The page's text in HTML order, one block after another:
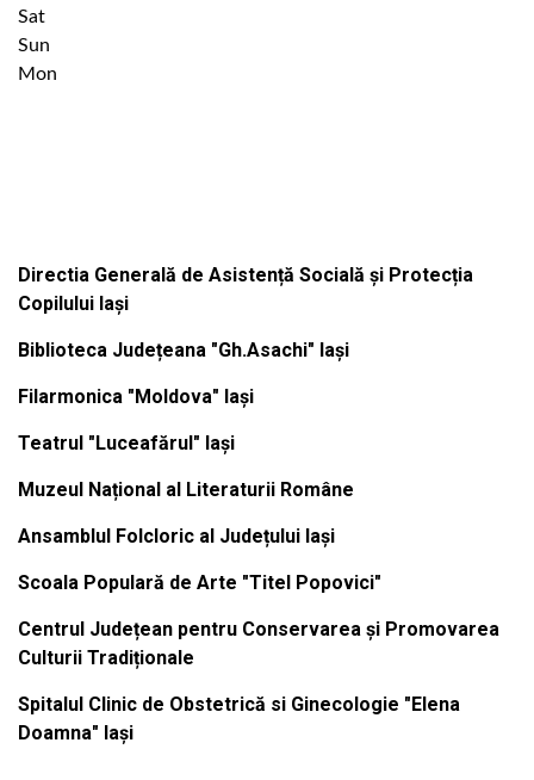
Sat
Sun
Mon
Directia Generală de Asistență Socială și Protecția
Copilului Iași
Biblioteca Județeana "Gh.Asachi" Iași
Filarmonica "Moldova" Iași
Teatrul "Luceafărul" Iași
Muzeul Național al Literaturii Române
Ansamblul Folcloric al Județului Iași
Scoala Populară de Arte "Titel Popovici"
Centrul Județean pentru Conservarea și Promovarea
Culturii Tradiționale
Spitalul Clinic de Obstetrică si Ginecologie "Elena
Doamna" Iași